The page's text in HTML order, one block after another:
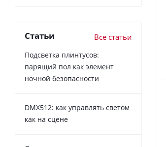
Статьи Все статьи
Подсветка плинтусов:
парящий пол как элемент
ночной безопасности
DMX512: как управлять светом
как на сцене